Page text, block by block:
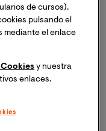
de cursos).
pulsando el
mediante el enlace
y nuestra
enlaces.